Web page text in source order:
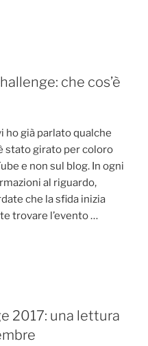
che cos’è
ho già parlato qualche
stato girato per coloro
e non sul blog. In ogni
al riguardo,
che la sfida inizia
trovare l’evento …
2017: una lettura